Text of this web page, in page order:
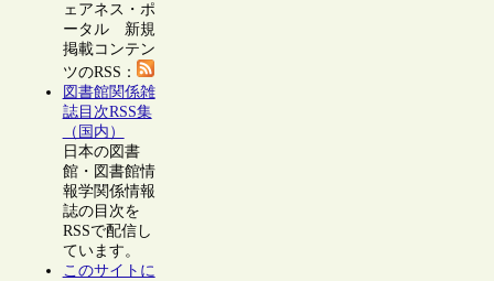
ェアネス・ポ
ータル 新規
掲載コンテン
ツのRSS：
図書館関係雑
誌目次RSS集
（国内）
日本の図書
館・図書館情
報学関係情報
誌の目次を
RSSで配信し
ています。
このサイトに